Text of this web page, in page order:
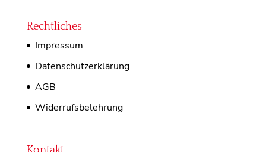
Rechtliches
Impressum
Datenschutzerklärung
AGB
Widerrufsbelehrung